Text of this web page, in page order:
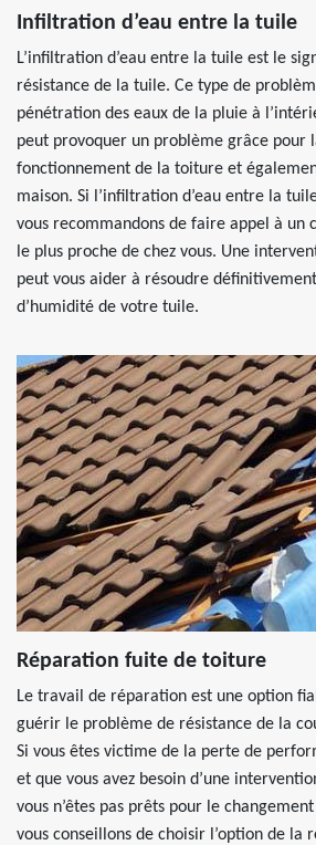
Infiltration d’eau entre la tuile
L’infiltration d’eau entre la tuile est le
résistance de la tuile. Ce type de
pénétration des eaux de la pluie à
peut provoquer un problème grâce pour
fonctionnement de la toiture et
maison. Si l’infiltration d’eau entre la
vous recommandons de faire appel à un
le plus proche de chez vous. Une
peut vous aider à résoudre
d’humidité de votre tuile.
Réparation fuite de toiture
Le travail de réparation est une option
guérir le problème de résistance de la
Si vous êtes victime de la perte de
et que vous avez besoin d’une
vous n’êtes pas prêts pour le
vous conseillons de choisir l’option de la